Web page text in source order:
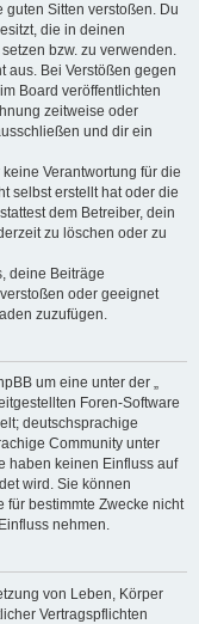
Sitten verstoßen. Du
die in deinen
bzw. zu verwenden.
aus. Bei Verstößen gegen
Board veröffentlichten
zeitweise oder
und dir ein
Verantwortung für die
selbst erstellt hat oder die
dem Betreiber, dein
zu löschen oder zu
deine Beiträge
oder geeignet
zuzufügen.
um eine unter der „
Foren-Software
deutschsprachige
Community unter
haben keinen Einfluss auf
wird. Sie können
für bestimmte Zwecke nicht
nehmen.
von Leben, Körper
Vertragspflichten